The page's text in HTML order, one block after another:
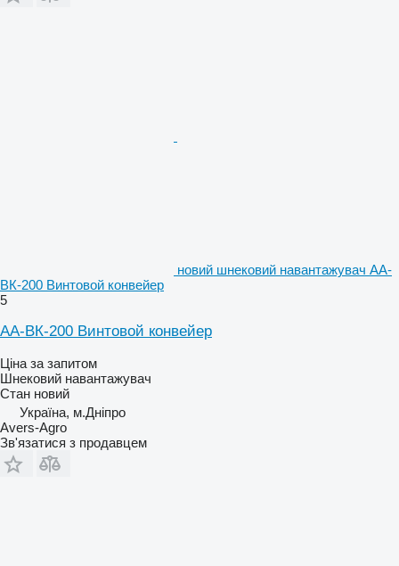
новий шнековий навантажувач АА-
ВК-200 Винтовой конвейер
5
АА-ВК-200 Винтовой конвейер
Ціна за запитом
Шнековий навантажувач
Стан новий
Україна, м.Дніпро
Avers-Agro
Зв'язатися з продавцем